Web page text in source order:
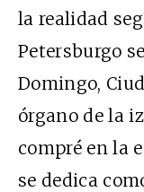
la realidad
Petersburgo
Domingo,
órgano de la
compré en la
se dedica